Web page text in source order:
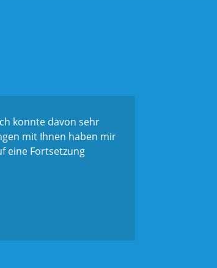
konnte davon sehr
mit Ihnen haben mir
eine Fortsetzung